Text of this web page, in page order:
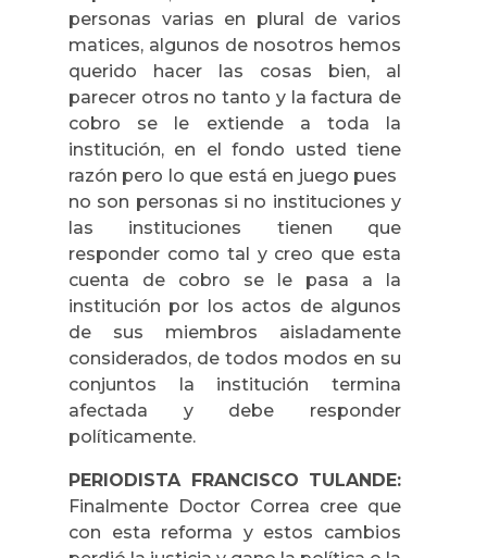
personas varias en plural de varios
matices, algunos de nosotros hemos
querido hacer las cosas bien, al
parecer otros no tanto y la factura de
cobro se le extiende a toda la
institución, en el fondo usted tiene
razón pero lo que está en juego pues
no son personas si no instituciones y
las instituciones tienen que
responder como tal y creo que esta
cuenta de cobro se le pasa a la
institución por los actos de algunos
de sus miembros aisladamente
considerados, de todos modos en su
conjuntos la institución termina
afectada y debe responder
políticamente.
PERIODISTA FRANCISCO TULANDE:
Finalmente Doctor Correa cree que
con esta reforma y estos cambios